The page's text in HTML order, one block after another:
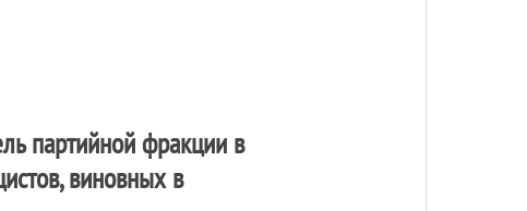
партийной фракции в
виновных в